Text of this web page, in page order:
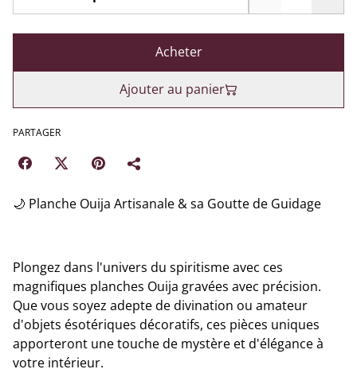
Acheter
Ajouter au panier
PARTAGER
​🌙 Planche Ouija Artisanale & sa Goutte de Guidage
​Plongez dans l'univers du spiritisme avec ces
magnifiques planches Ouija gravées avec précision.
Que vous soyez adepte de divination ou amateur
d'objets ésotériques décoratifs, ces pièces uniques
apporteront une touche de mystère et d'élégance à
votre intérieur.